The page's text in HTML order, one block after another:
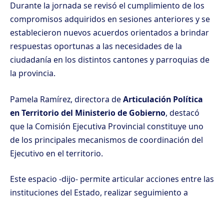
Durante la jornada se revisó el cumplimiento de los
compromisos adquiridos en sesiones anteriores y se
establecieron nuevos acuerdos orientados a brindar
respuestas oportunas a las necesidades de la
ciudadanía en los distintos cantones y parroquias de
la provincia.
Pamela Ramírez, directora deArticulación Política
en Territorio del Ministerio de Gobierno, destacó
que la Comisión Ejecutiva Provincial constituye uno
de los principales mecanismos de coordinación del
Ejecutivo en el territorio.
Este espacio -dijo- permite articular acciones entre las
instituciones del Estado, realizar seguimiento a